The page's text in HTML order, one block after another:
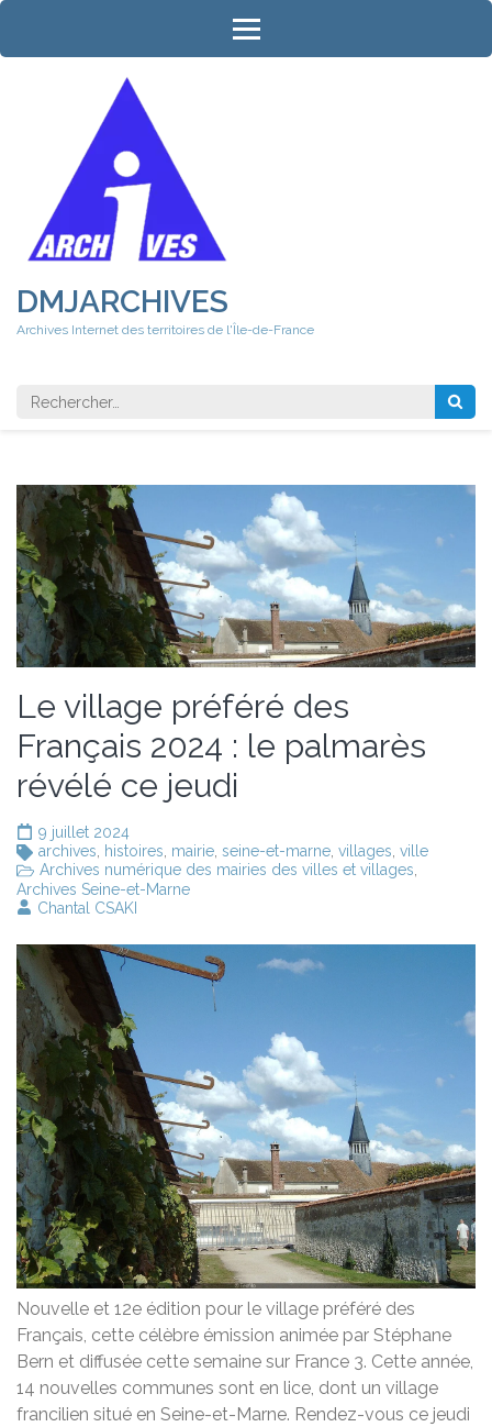
Aller
contenu
DMJARCHIVES
Archives Internet des territoires de l'Île-de-France
Rechercher
Le village préféré des
Français 2024 : le palmarès
révélé ce jeudi
9 juillet 2024
archives
histoires mairie seine-et-marne villages ville
Archives numérique des mairies des villes et villages
Archives Seine-et-Marne
Chantal CSAKI
Nouvelle et 12e édition pour le village préféré des
Français, cette célèbre émission animée par Stéphane
Bern et diffusée cette semaine sur France 3. Cette année,
14 nouvelles communes sont en lice, dont un village
francilien situé en Seine-et-Marne. Rendez-vous ce jeudi